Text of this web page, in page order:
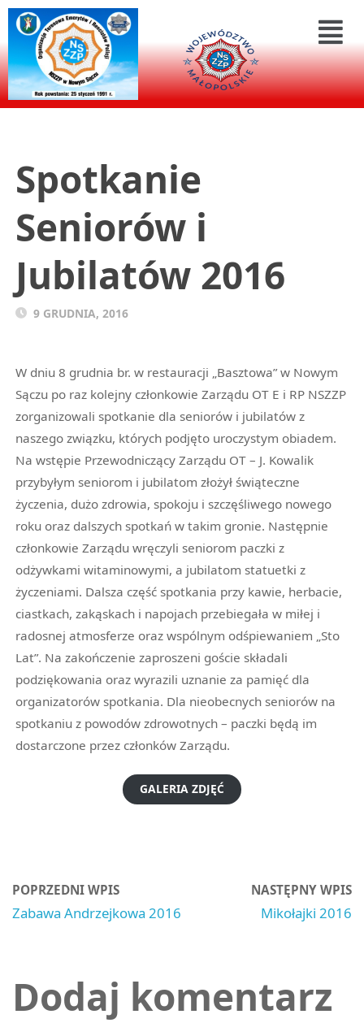
Spotkanie
Seniorów i
Jubilatów 2016
9 GRUDNIA, 2016
W dniu 8 grudnia br. w restauracji „Basztowa” w Nowym
Sączu po raz kolejny członkowie Zarządu OT E i RP NSZZP
zorganizowali spotkanie dla seniorów i jubilatów z
naszego związku, których podjęto uroczystym obiadem.
Na wstępie Przewodniczący Zarządu OT – J. Kowalik
przybyłym seniorom i jubilatom złożył świąteczne
życzenia, dużo zdrowia, spokoju i szczęśliwego nowego
roku oraz dalszych spotkań w takim gronie. Następnie
członkowie Zarządu wręczyli seniorom paczki z
odżywkami witaminowymi, a jubilatom statuetki z
życzeniami. Dalsza część spotkania przy kawie, herbacie,
ciastkach, zakąskach i napojach przebiegała w miłej i
radosnej atmosferze oraz wspólnym odśpiewaniem „Sto
Lat”. Na zakończenie zaproszeni goście składali
podziękowania oraz wyrazili uznanie za pamięć dla
organizatorów spotkania. Dla nieobecnych seniorów na
spotkaniu z powodów zdrowotnych – paczki będą im
dostarczone przez członków Zarządu.
GALERIA ZDJĘĆ
POPRZEDNI WPIS
Zabawa Andrzejkowa 2016
NASTĘPNY WPIS
Mikołajki 2016
Dodaj komentarz